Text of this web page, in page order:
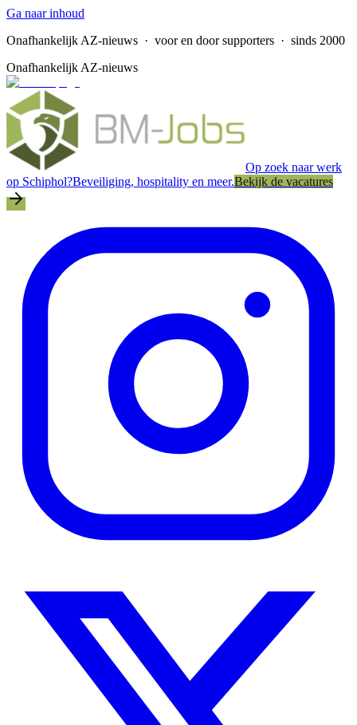
Ga naar inhoud
Onafhankelijk AZ-nieuws · voor en door supporters · sinds 2000
Onafhankelijk AZ-nieuws
Op zoek naar werk
op Schiphol?Beveiliging, hospitality en meer.Bekijk de vacatures